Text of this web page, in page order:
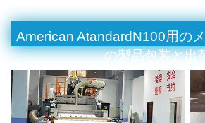
American AtandardN100用の
の製品包装と出